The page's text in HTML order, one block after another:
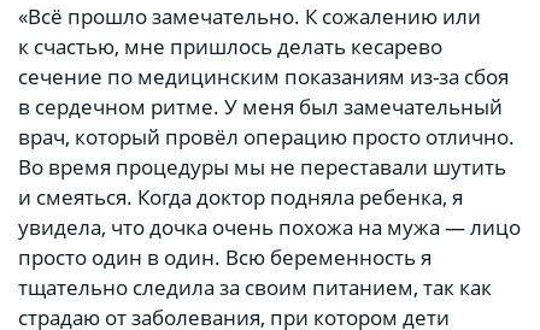
«Всё прошло замечательно. К сожалению или
к счастью, мне пришлось делать кесарево
сечение по медицинским показаниям из-за сбоя
в сердечном ритме. У меня был замечательный
врач, который провёл операцию просто отлично.
Во время процедуры мы не переставали шутить
и смеяться. Когда доктор подняла ребенка, я
увидела, что дочка очень похожа на мужа — лицо
просто один в один. Всю беременность я
тщательно следила за своим питанием, так как
страдаю от заболевания, при котором дети